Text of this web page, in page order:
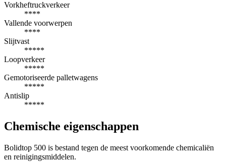
Vorkheftruckverkeer
****
Vallende voorwerpen
****
Slijtvast
*****
Loopverkeer
*****
Gemotoriseerde palletwagens
*****
Antislip
*****
Chemische eigenschappen
Bolidtop 500 is bestand tegen de meest voorkomende chemicaliën
en reinigingsmiddelen.